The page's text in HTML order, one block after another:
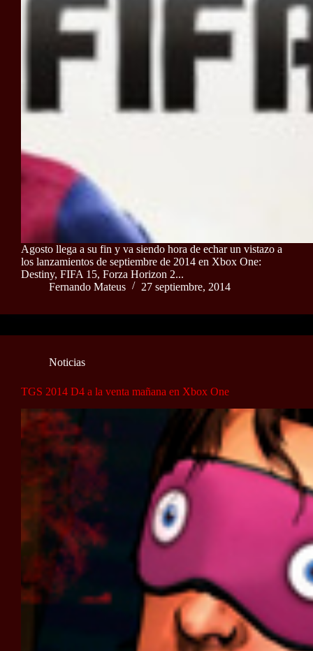
Agosto llega a su fin y va siendo hora de echar un vistazo a
los lanzamientos de septiembre de 2014 en Xbox One:
Destiny, FIFA 15, Forza Horizon 2...
Fernando Mateus
27 septiembre, 2014
Noticias
TGS 2014 D4 a la venta mañana en Xbox One